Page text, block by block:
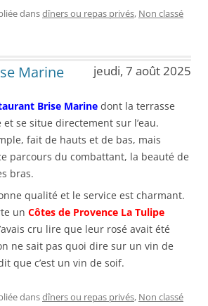
dansdîners ou repas privés, Non classé
Marine jeudi, 7 août 2025
Brise Marine dont la terrasse
se situe directement sur l’eau.
fait de hauts et de bas, mais
parcours du combattant, la beauté de
bras.
qualité et le service est charmant.
un Côtes de Provence La Tulipe
cru lire que leur rosé avait été
ne sait pas quoi dire sur un vin de
que c’est un vin de soif.
dansdîners ou repas privés, Non classé